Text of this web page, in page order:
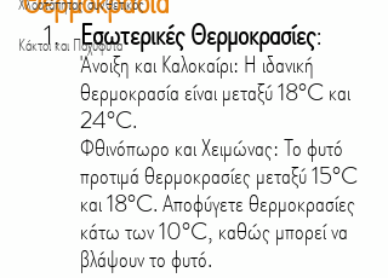
Κάκτοι και ΠαχύφυταΕσωτερικές Θερμοκρασίες:
Άνοιξη και Καλοκαίρι: Η ιδανική
θερμοκρασία είναι μεταξύ 18°C και
24°C.
Φθινόπωρο και Χειμώνας: Το φυτό
προτιμά θερμοκρασίες μεταξύ 15°C
και 18°C. Αποφύγετε θερμοκρασίες
κάτω των 10°C, καθώς μπορεί να
βλάψουν το φυτό.